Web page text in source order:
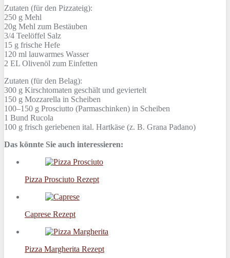
Zutaten (für den Pizzateig):
250 g Mehl
20g Mehl zum Bestäuben
3/4 Teelöffel Salz
15 g frische Hefe
120 ml lauwarmes Wasser
2 EL Olivenöl zum Einfetten
Zutaten (für den Belag):
300 g Kirschtomaten geschält und geviertelt
150 g Mozzarella in Scheiben
100–150 g Prosciutto (Parmaschinken) in Scheiben
1 Bund Rucola
100 g frisch geriebenen ital. Hartkäse (z. B. Grana Padano)
Das könnte Sie auch interessieren:
Pizza Prosciuto Rezept
Caprese Rezept
Pizza Margherita Rezept